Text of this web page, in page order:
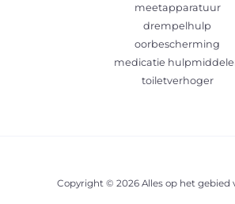
meetapparatuur
drempelhulp
oorbescherming
medicatie
toiletverhoger
Copyright © 2026 Alles op het gebied